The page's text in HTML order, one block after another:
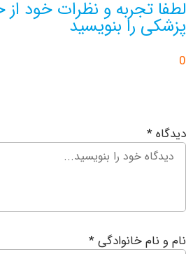
و نظرات خود از حضور
را بنویسید
خانوادگی*